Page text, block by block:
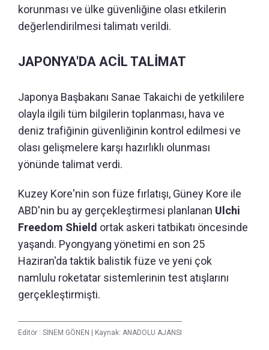
korunması ve ülke güvenliğine olası etkilerin
değerlendirilmesi talimatı verildi.
JAPONYA'DA ACİL TALİMAT
Japonya Başbakanı Sanae Takaichi de yetkililere
olayla ilgili tüm bilgilerin toplanması, hava ve
deniz trafiğinin güvenliğinin kontrol edilmesi ve
olası gelişmelere karşı hazırlıklı olunması
yönünde talimat verdi.
Kuzey Kore'nin son füze fırlatışı, Güney Kore ile
ABD'nin bu ay gerçekleştirmesi planlanan Ulchi
Freedom Shield ortak askeri tatbikatı öncesinde
yaşandı. Pyongyang yönetimi en son 25
Haziran'da taktik balistik füze ve yeni çok
namlulu roketatar sistemlerinin test atışlarını
gerçekleştirmişti.
Editör : SİNEM GÖNEN Kaynak: ANADOLU AJANSI